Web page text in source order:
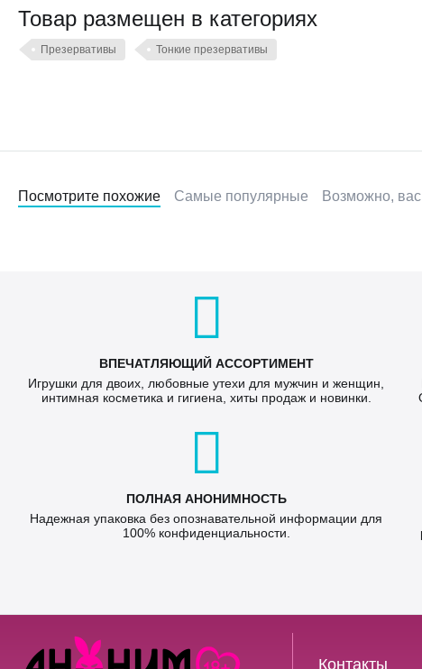
Товар размещен в категориях
Презервативы Тонкие презервативы
Посмотрите похожие Самые популярные Возможно, вас
ВПЕЧАТЛЯЮЩИЙ АССОРТИМЕНТ
Игрушки для двоих, любовные утехи для мужчин и женщин,
интимная косметика и гигиена, хиты продаж и новинки.
ПОЛНАЯ АНОНИМНОСТЬ
Надежная упаковка без опознавательной информации для
100% конфиденциальности.
Контакты